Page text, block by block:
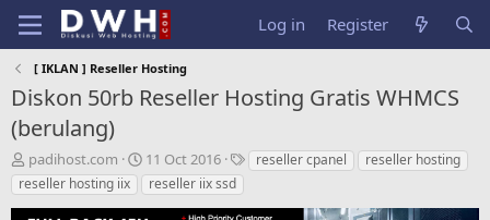
Log in Register
[ IKLAN ] Reseller Hosting
Diskon 50rb Reseller Hosting Gratis WHMCS
(berulang)
T
h
r
padihost.com
S
t
a
11 Oct 2016
Treseller cpanel
reseller hosting
reseller hosting iix
reseller iix ssd